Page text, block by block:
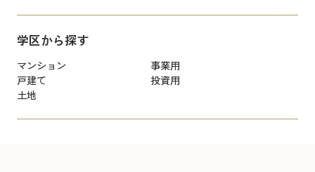
学区から探す
マンション
事業用
戸建て
投資用
土地